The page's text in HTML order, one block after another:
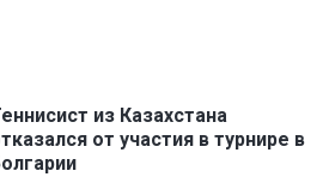
из Казахстана
от участия в турнире в